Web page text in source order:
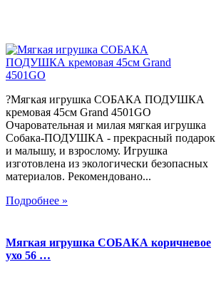
?Мягкая игрушка СОБАКА ПОДУШКА
кремовая 45см Grand 4501GO
Очаровательная и милая мягкая игрушка
Собака-ПОДУШКА - прекрасный подарок
и малышу, и взрослому. Игрушка
изготовлена из экологически безопасных
материалов. Рекомендовано...
Подробнее »
Мягкая игрушка СОБАКА коричневое
ухо 56 …